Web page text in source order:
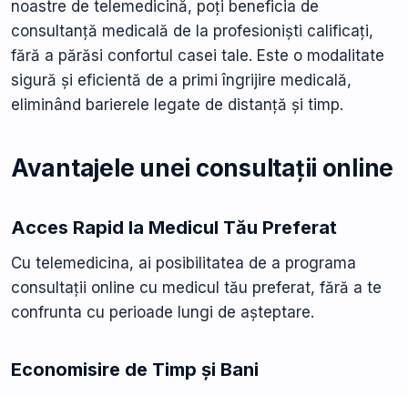
noastre de telemedicină, poți beneficia de
consultanță medicală de la profesioniști calificați,
fără a părăsi confortul casei tale. Este o modalitate
sigură și eficientă de a primi îngrijire medicală,
eliminând barierele legate de distanță și timp.
Avantajele unei consultații online
Acces Rapid la Medicul Tău Preferat
Cu telemedicina, ai posibilitatea de a programa
consultații online cu medicul tău preferat, fără a te
confrunta cu perioade lungi de așteptare.
Economisire de Timp și Bani